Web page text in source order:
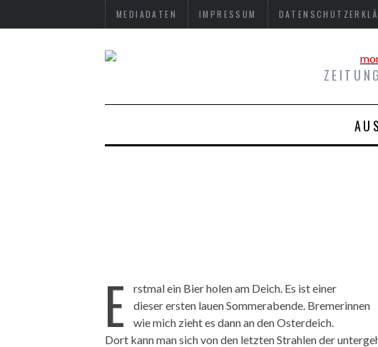
MEDIADATEN IMPRESSUM
E
rstmal ein Bier holen am Deich. Es ist einer
dieser ersten lauen Sommerabende. Bremerinnen
wie mich zieht es dann an den Osterdeich.
Dort kann man sich von den letzten Strahlen der